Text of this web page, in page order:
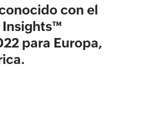
con el
Insights™
para Europa,